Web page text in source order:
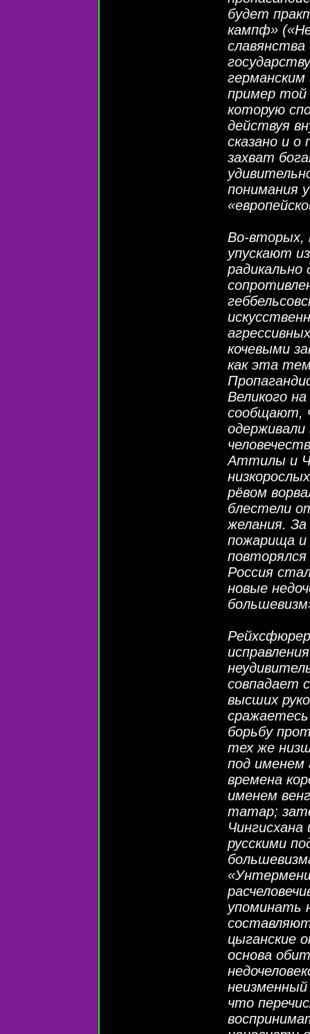
будет
кампф»
славянства
пример той
которую
действуя
сказано и о
захват
понимания
Во-вторых,
упускают
кочевыми
как эта
Великого
сообщают,
одерживали
Аттилы и
рёвом
блестели
желания.
пожарища и
Россия
новые
совпадает
высших
борьбу
тех же
под именем
времена
именем
татар;
русскими
упоминать
цыганские
основа
неизменный
что